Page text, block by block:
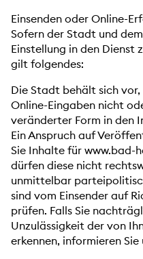
Einsenden oder Online-
Sofern der Stadt und
Einstellung in den Dienst
gilt folgendes:
Die Stadt behält sich
Online-Eingaben nicht
veränderter Form in den
Ein Anspruch auf
Sie Inhalte für www.bad-
dürfen diese nicht
unmittelbar
sind vom Einsender auf
prüfen. Falls Sie
Unzulässigkeit der von
erkennen, informieren